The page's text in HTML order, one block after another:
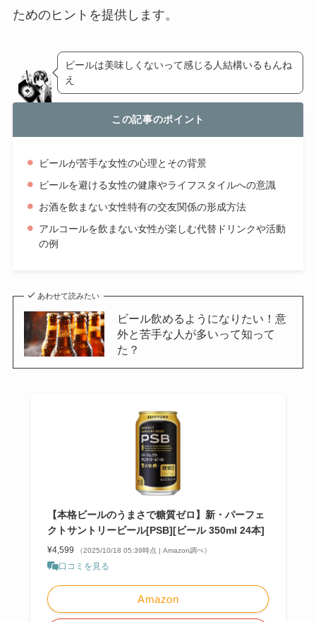
ためのヒントを提供します。
ビールは美味しくないって感じる人結構いるもんね
え
この記事のポイント
ビールが苦手な女性の心理とその背景
ビールを避ける女性の健康やライフスタイルへの意識
お酒を飲まない女性特有の交友関係の形成方法
アルコールを飲まない女性が楽しむ代替ドリンクや活動
の例
あわせて読みたい
ビール飲めるようになりたい！意
外と苦手な人が多いって知って
た？
【本格ビールのうまさで糖質ゼロ】新・パーフェ
クトサントリービール[PSB][ビール 350ml 24本]
¥4,599 （2025/10/18 05:39時点 | Amazon調べ）
口コミを見る
Amazon